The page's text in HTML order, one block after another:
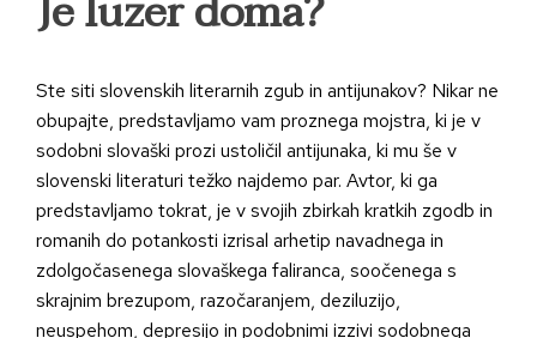
Ste siti slovenskih literarnih zgub in antijunakov? Nikar ne
obupajte, predstavljamo vam proznega mojstra, ki je v
sodobni slovaški prozi ustoličil antijunaka, ki mu še v
slovenski literaturi težko najdemo par. Avtor, ki ga
predstavljamo tokrat, je v svojih zbirkah kratkih zgodb in
romanih do potankosti izrisal arhetip navadnega in
zdolgočasenega slovaškega faliranca, soočenega s
skrajnim brezupom, razočaranjem, deziluzijo,
neuspehom, depresijo in podobnimi izzivi sodobnega